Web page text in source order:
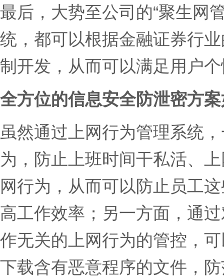
最后，大势至公司的“聚生网
统，都可以根据金融证券行
制开发，从而可以满足用户
全方位的信息安全防泄密方
虽然通过上网行为管理系统
为，防止上班时间干私活、
网行为，从而可以防止员工
高工作效率；另一方面，通
作无关的上网行为的管控，
下载含有恶意程序的文件，